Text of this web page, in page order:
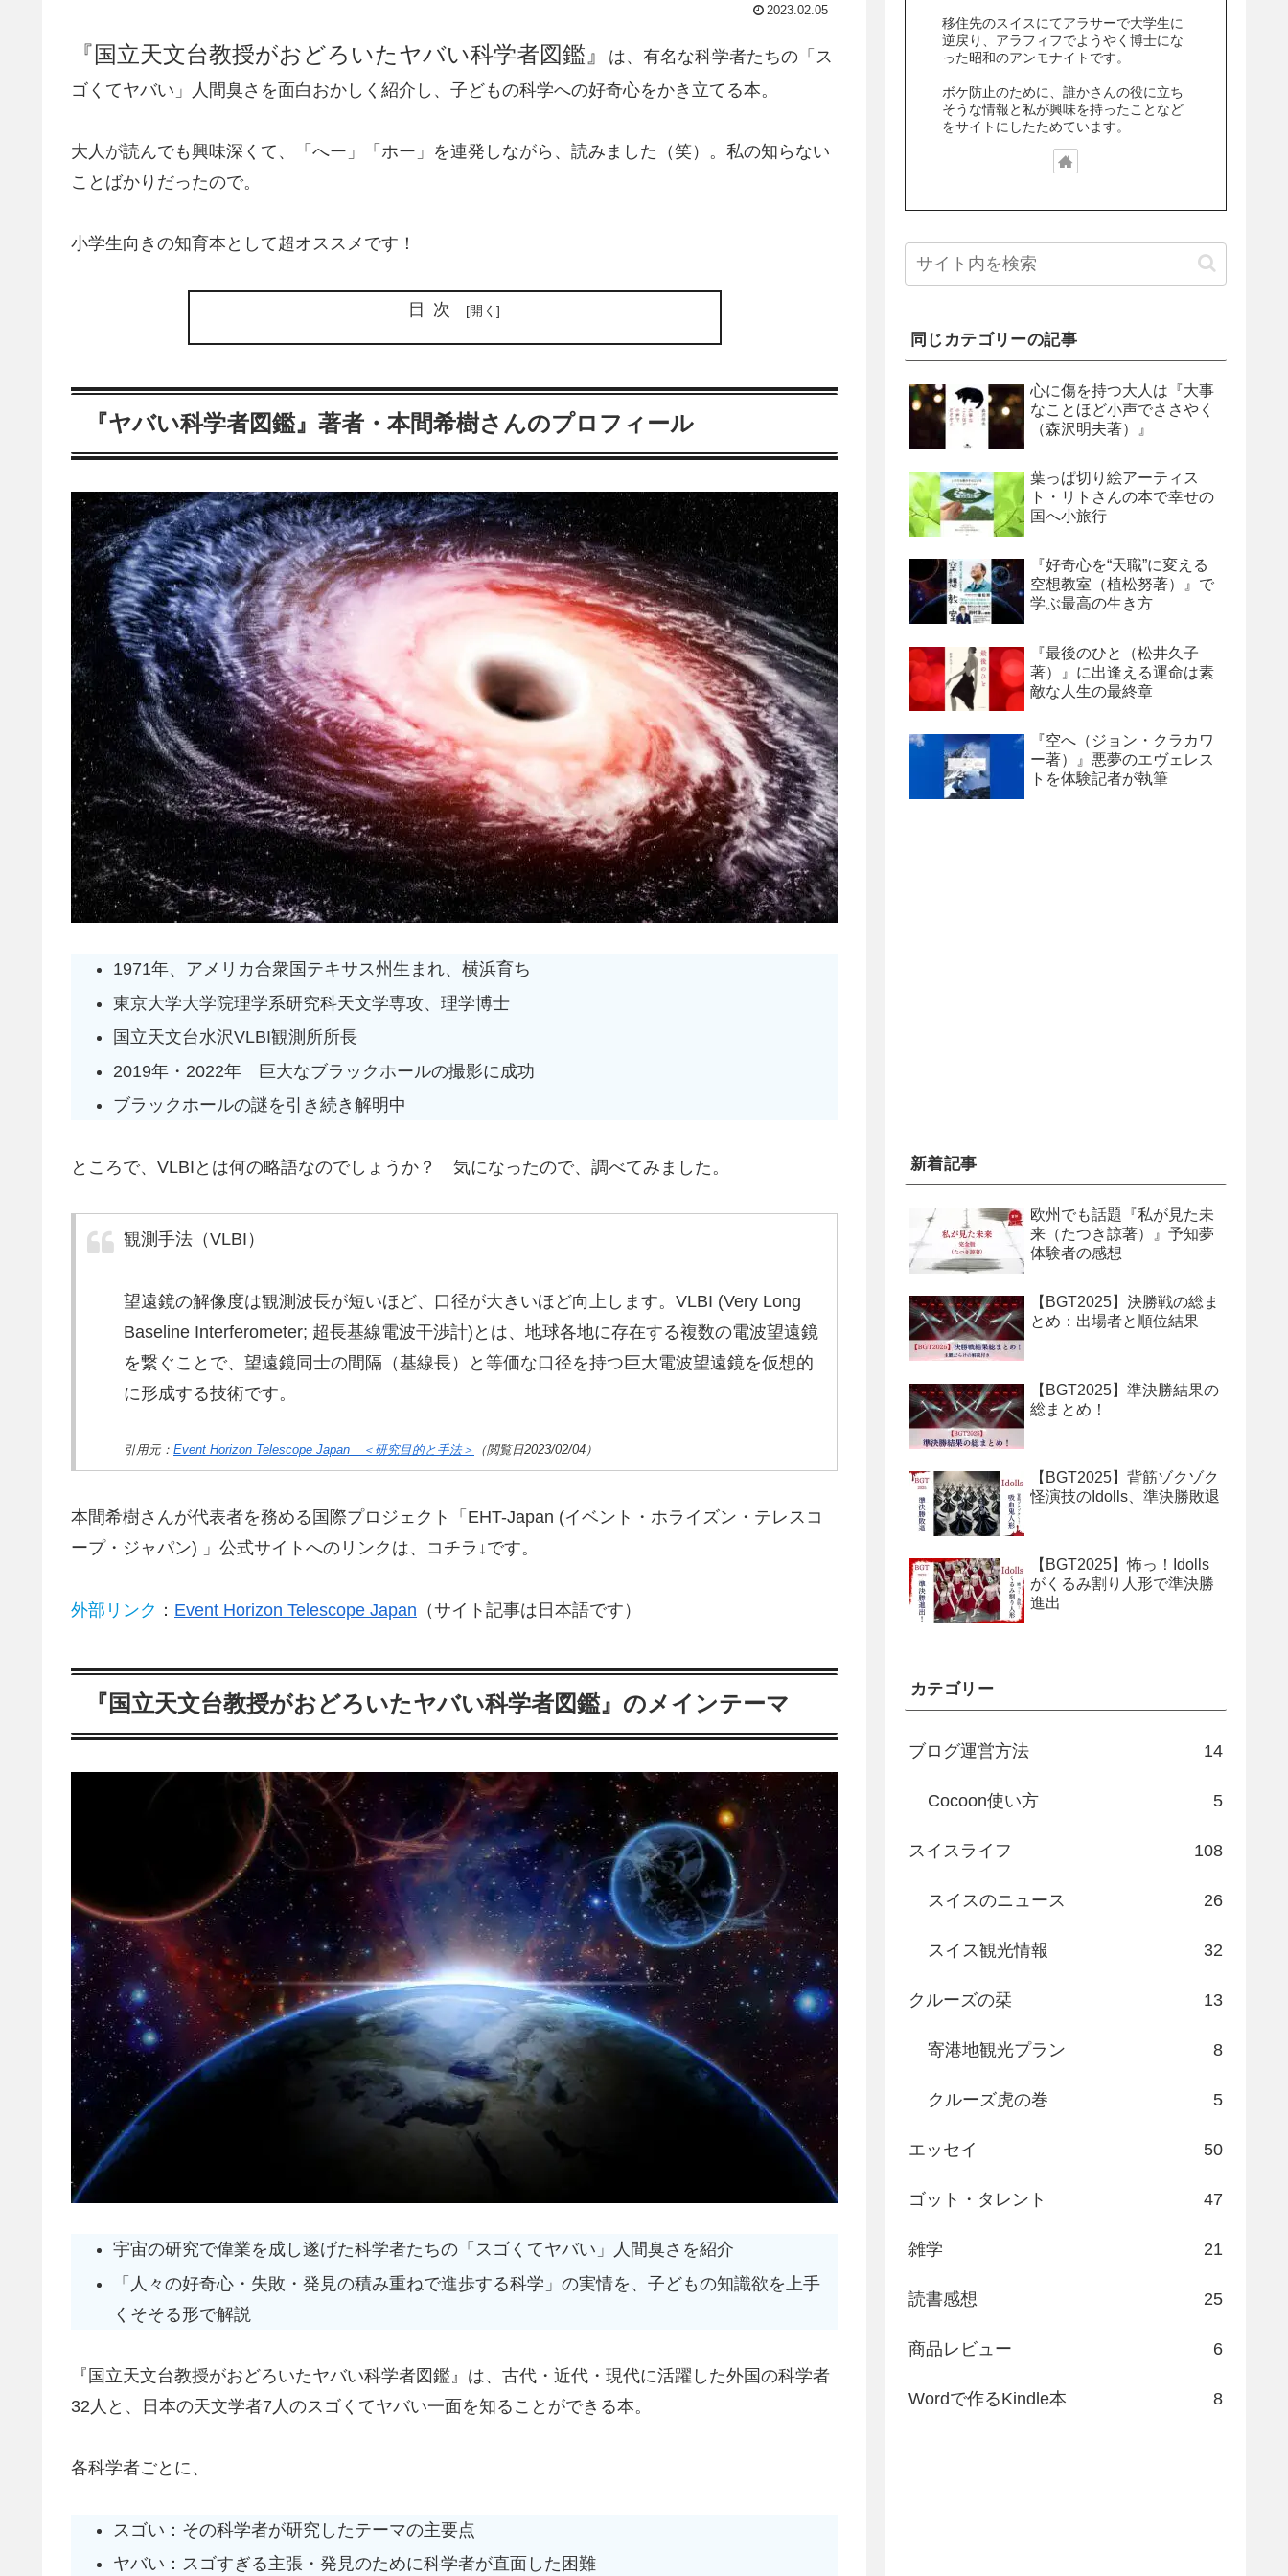
2023.02.05
『国立天文台教授がおどろいたヤバい科学者図鑑』
は、有名な科学者たちの「ス
ゴくてヤバい」人間臭さを面白おかしく紹介し、子どもの科学への好奇心をかき立てる本。
大人が読んでも興味深くて、「へー」「ホー」を連発しながら、読みました（笑）。私の知らない
ことばかりだったので。
小学生向きの知育本として超オススメです！
目次
『ヤバい科学者図鑑』著者・本間希樹さんのプロフィール
1971年、アメリカ合衆国テキサス州生まれ、横浜育ち
東京大学大学院理学系研究科天文学専攻、理学博士
国立天文台水沢VLBI観測所所長
2019年・2022年 巨大なブラックホールの撮影に成功
ブラックホールの謎を引き続き解明中
ところで、VLBIとは何の略語なのでしょうか？ 気になったので、調べてみました。
観測手法（VLBI）
望遠鏡の解像度は観測波長が短いほど、口径が大きいほど向上します。VLBI (Very Long
Baseline Interferometer; 超長基線電波干渉計)とは、地球各地に存在する複数の電波望遠鏡
を繋ぐことで、望遠鏡同士の間隔（基線長）と等価な口径を持つ巨大電波望遠鏡を仮想的
に形成する技術です。
引用元： Event Horizon Telescope Japan ＜研究目的と手法＞ （閲覧日2023/02/04）
本間希樹さんが代表者を務める国際プロジェクト「EHT-Japan (イベント・ホライズン・テレスコ
ープ・ジャパン) 」公式サイトへのリンクは、コチラ↓です。
外部リンク ： Event Horizon Telescope Japan （サイト記事は日本語です）
『国立天文台教授がおどろいたヤバい科学者図鑑』のメインテーマ
宇宙の研究で偉業を成し遂げた科学者たちの「スゴくてヤバい」人間臭さを紹介
「人々の好奇心・失敗・発見の積み重ねで進歩する科学」の実情を、子どもの知識欲を上手
くそそる形で解説
『国立天文台教授がおどろいたヤバい科学者図鑑』は、古代・近代・現代に活躍した外国の科学者
32人と、日本の天文学者7人のスゴくてヤバい一面を知ることができる本。
各科学者ごとに、
スゴい：その科学者が研究したテーマの主要点
ヤバい：スゴすぎる主張・発見のために科学者が直面した困難
移住先のスイスにてアラサーで大学生に
逆戻り、アラフィフでようやく博士にな
った昭和のアンモナイトです。
ボケ防止のために、誰かさんの役に立ち
そうな情報と私が興味を持ったことなど
をサイトにしたためています。
同じカテゴリーの記事
心に傷を持つ大人は『大事
なことほど小声でささやく
（森沢明夫著）』
葉っぱ切り絵アーティス
ト・リトさんの本で幸せの
国へ小旅行
『好奇心を“天職”に変える
空想教室（植松努著）』で
学ぶ最高の生き方
『最後のひと（松井久子
著）』に出逢える運命は素
敵な人生の最終章
『空へ（ジョン・クラカワ
ー著）』悪夢のエヴェレス
トを体験記者が執筆
新着記事
欧州でも話題『私が見た未
来（たつき諒著）』予知夢
体験者の感想
【BGT2025】決勝戦の総ま
とめ：出場者と順位結果
【BGT2025】準決勝結果の
総まとめ！
【BGT2025】背筋ゾクゾク
怪演技のIdolls、準決勝敗退
【BGT2025】怖っ！Idolls
がくるみ割り人形で準決勝
進出
カテゴリー
ブログ運営方法 14
Cocoon使い方 5
スイスライフ 108
スイスのニュース 26
スイス観光情報 32
クルーズの栞 13
寄港地観光プラン 8
クルーズ虎の巻 5
エッセイ 50
ゴット・タレント 47
雑学 21
読書感想 25
商品レビュー 6
Wordで作るKindle本 8